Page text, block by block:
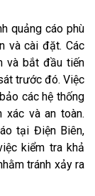
quảng cáo phù
và cài đặt. Các
và bắt đầu tiến
trước đó. Việc
các hệ thống
xác và an toàn.
tại Điện Biên,
kiểm tra khả
tránh xảy ra